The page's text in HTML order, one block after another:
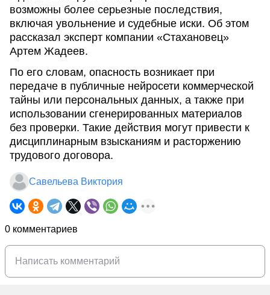
возможны более серьезные последствия,
включая увольнение и судебные иски. Об этом
рассказал эксперт компании «Стахановец»
Артем Жадеев.
По его словам, опасность возникает при
передаче в публичные нейросети коммерческой
тайны или персональных данных, а также при
использовании сгенерированных материалов
без проверки. Такие действия могут привести к
дисциплинарным взысканиям и расторжению
трудового договора.
Савельева Виктория
0 комментариев